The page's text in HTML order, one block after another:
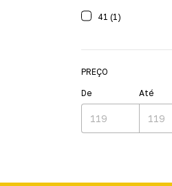
41 (1)
PREÇO
De Até